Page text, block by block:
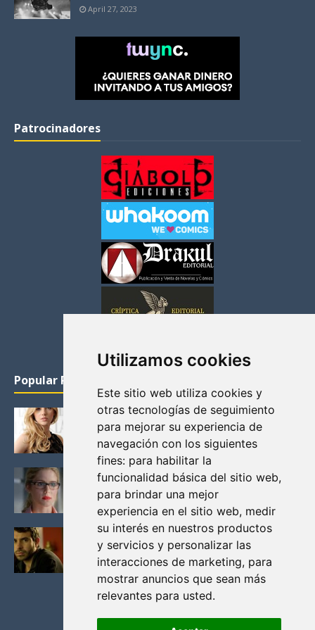
Utilizamos cookies
Este sitio web utiliza cookies y
otras tecnologías de seguimiento
para mejorar su experiencia de
navegación con los siguientes
fines: para habilitar la
funcionalidad básica del sitio web,
para brindar una mejor
experiencia en el sitio web, medir
su interés en nuestros productos
y servicios y personalizar las
interacciones de marketing, para
mostrar anuncios que sean más
relevantes para usted.
April 27, 2023
Patrocinadores
Popular Posts
KATHERYN WINNICK: LA ACTRIZ MAS GUAPA DE
VIKINGOS
Junio 14, 2013
FELICITY (EMILY BETT RICKARDS), LAS FOTOS
MAS BONITAS DE LA ALIADA DE ARROW
Noviembre 30, 2013
BLACK MIRROR: TODA TU HISTORIA. EPISODIO 3.
LA CRITICA
Mayo 17, 2012